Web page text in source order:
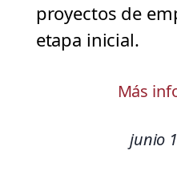
proyectos de
etapa inicial.
Más
junio